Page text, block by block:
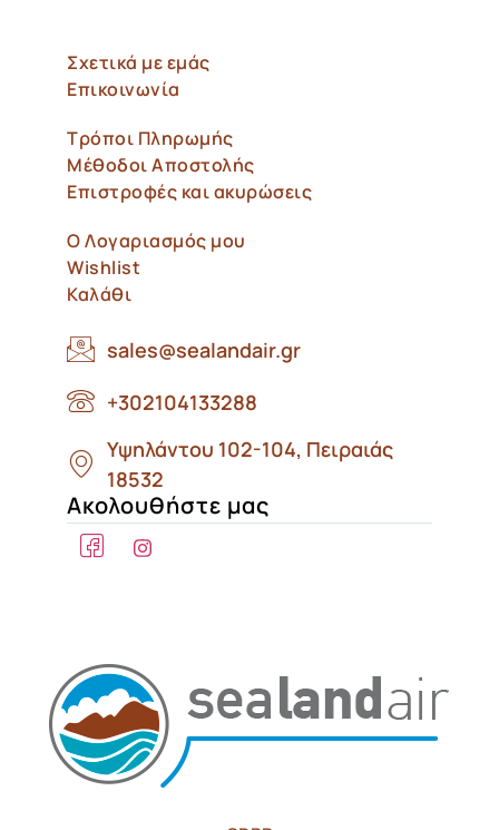
Σχετικά με εμάς
Επικοινωνία
Τρόποι Πληρωμής
Μέθοδοι Αποστολής
Επιστροφές και ακυρώσεις
Ο Λογαριασμός μου
Wishlist
Καλάθι
sales@sealandair.gr
+302104133288
Υψηλάντου 102-104, Πειραιάς
18532
Ακολουθήστε μας